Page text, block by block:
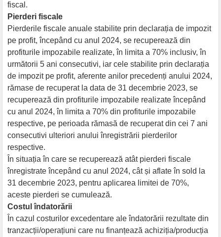
fiscal.
Pierderi fiscale
Pierderile fiscale anuale stabilite prin declarația de impozit
pe profit, începând cu anul 2024, se recuperează din
profiturile impozabile realizate, în limita a 70% inclusiv, în
următorii 5 ani consecutivi, iar cele stabilite prin declarația
de impozit pe profit, aferente anilor precedenți anului 2024,
rămase de recuperat la data de 31 decembrie 2023, se
recuperează din profiturile impozabile realizate începând
cu anul 2024, în limita a 70% din profiturile impozabile
respective, pe perioada rămasă de recuperat din cei 7 ani
consecutivi ulteriori anului înregistrării pierderilor
respective.
În situația în care se recuperează atât pierderi fiscale
înregistrate începând cu anul 2024, cât și aflate în sold la
31 decembrie 2023, pentru aplicarea limitei de 70%,
aceste pierderi se cumulează.
Costul îndatorării
În cazul costurilor excedentare ale îndatorării rezultate din
tranzacții/operațiuni care nu finanțează achiziția/producția